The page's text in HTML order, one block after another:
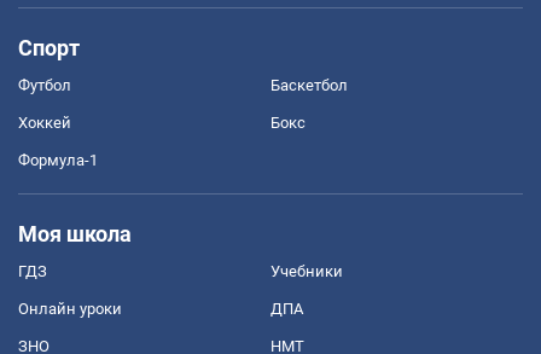
Спорт
Футбол Баскетбол
Хоккей Бокс
Формула-1
Моя школа
ГДЗ Учебники
Онлайн уроки ДПА
ЗНО НМТ